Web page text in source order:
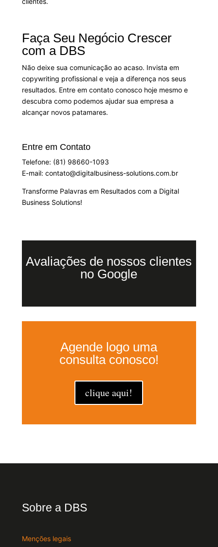
Faça Seu Negócio Crescer
com a DBS
Não deixe sua comunicação ao acaso. Invista em
copywriting profissional e veja a diferença nos seus
resultados. Entre em contato conosco hoje mesmo e
descubra como podemos ajudar sua empresa a
alcançar novos patamares.
Entre em Contato
Telefone: (81) 98660-1093
E-mail: contato@digitalbusiness-solutions.com.br
Transforme Palavras em Resultados com a Digital
Business Solutions!
Avaliações de nossos clientes
no Google
Agende logo uma
consulta conosco!
clique aqui!
Sobre a DBS
Menções legais